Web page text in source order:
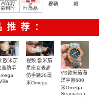
Friday 罗 穆勒
姆
豪利时 时尚品
牌/原单
推荐：
欧米茄
高仿手
视频 欧米茄
星座女表高
仿手錶28毫
米Omega
VS欧米茄海
洋宇宙600
米Omega
Seamaster